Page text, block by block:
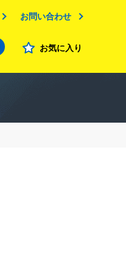
お問い合わせ
お気に入り